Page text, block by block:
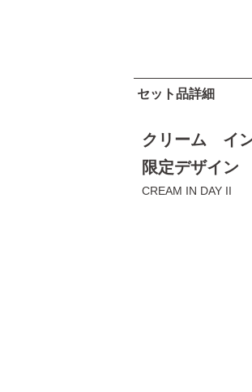
セット品詳細
クリーム イ
限定デザイン
CREAM IN DAY II